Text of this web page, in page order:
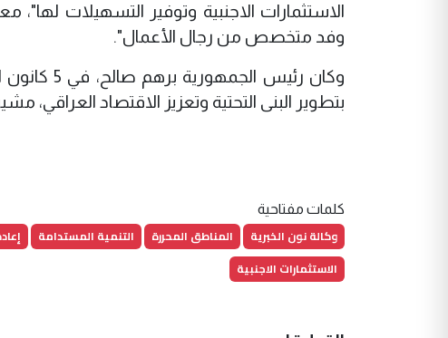
الاستثمارات الاجنبية وتوفير التسهيلات لها"،
وفد متخصص من رجال الأعمال".
بتطوير البنى التحتية وتعزيز الاقتصاد العراقي،
كلمات مفتاحية
وكالة نون الخبرية المناطق المحررة التنمية المستدامة
الاستثمارات الاجنبية